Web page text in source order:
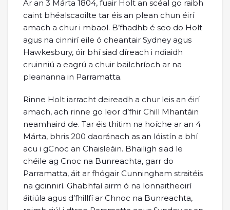
Ar an 3 Márta 1804, fuair Holt an scéal go raibh
caint bhéalscaoilte tar éis an plean chun éirí
amach a chur i mbaol. B’fhadhb é seo do Holt
agus na cinnirí eile ó cheantair Sydney agus
Hawkesbury, óir bhí siad díreach i ndiaidh
cruinniú a eagrú a chuir bailchríoch ar na
pleananna in Parramatta.
Rinne Holt iarracht deireadh a chur leis an éirí
amach, ach rinne go leor d’fhir Chill Mhantáin
neamhaird de. Tar éis thitim na hoíche ar an 4
Márta, bhris 200 daoránach as an lóistín a bhí
acu i gCnoc an Chaisleáin. Bhailigh siad le
chéile ag Cnoc na Bunreachta, garr do
Parramatta, áit ar fhógair Cunningham straitéis
na gcinnirí. Ghabhfaí airm ó na lonnaitheoirí
áitiúla agus d’fhillfí ar Chnoc na Bunreachta,